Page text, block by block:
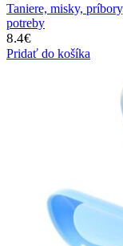
Taniere, misky, príbory
potreby
8.4€
Pridať do košíka